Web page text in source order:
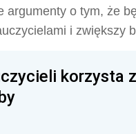
argumenty o tym, że
i zwiększy
korzysta